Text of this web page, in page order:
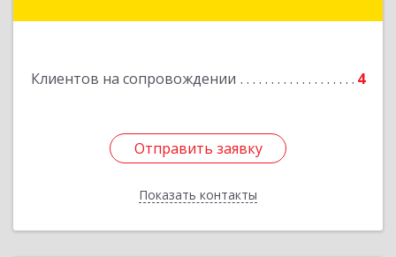
Клиентов на сопровождении 4
Отправить заявку
Показать контакты
Отправить заявку
Назад